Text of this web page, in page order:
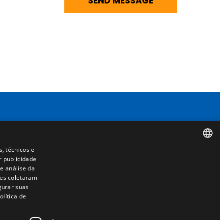
técnicos e
publicidade
análise da
coletaram
suas
de